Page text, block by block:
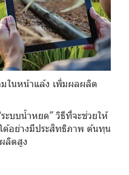
ในหน้าแล้ง เพิ่มผลผลิต
บบน้ำหยด” วิธีที่จะช่วยให้
อย่างมีประสิทธิภาพ ต้นทุน
ลิตสูง